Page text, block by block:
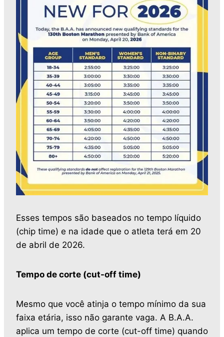
Esses tempos são baseados no tempo líquido
(chip time) e na idade que o atleta terá em 20
de abril de 2026.
Tempo de corte (cut-off time)
Mesmo que você atinja o tempo mínimo da sua
faixa etária, isso não garante vaga. A B.A.A.
aplica um tempo de corte (cut-off time) quando